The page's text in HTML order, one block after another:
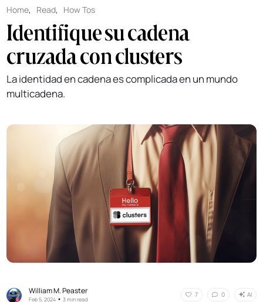
Home, Read, How Tos
Identifique su cadena
cruzada con clusters
La identidad en cadena es complicada en un mundo
multicadena.
William M. Peaster
Feb 5, 2024 •3 min read
7 0 AI